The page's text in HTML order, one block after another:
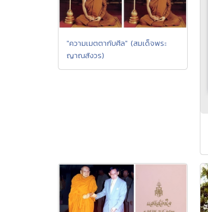
"ความเมตตากับศีล" (สมเด็จพระ
ญาณสังวร)